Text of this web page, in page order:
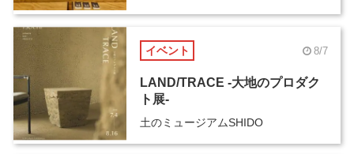
イベント 8/7
LAND/TRACE -大地のプロダク
ト展-
土のミュージアムSHIDO